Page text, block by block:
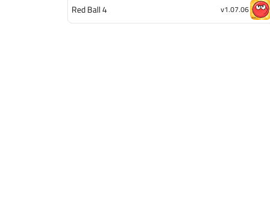
Red Ball 4 v1.07.06